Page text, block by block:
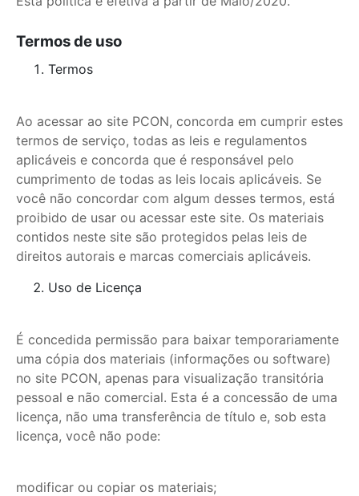
Termos de uso
Termos
Ao acessar ao site PCON, concorda em cumprir estes
termos de serviço, todas as leis e regulamentos
aplicáveis e concorda que é responsável pelo
cumprimento de todas as leis locais aplicáveis. Se
você não concordar com algum desses termos, está
proibido de usar ou acessar este site. Os materiais
contidos neste site são protegidos pelas leis de
direitos autorais e marcas comerciais aplicáveis.
Uso de Licença
É concedida permissão para baixar temporariamente
uma cópia dos materiais (informações ou software)
no site PCON, apenas para visualização transitória
pessoal e não comercial. Esta é a concessão de uma
licença, não uma transferência de título e, sob esta
licença, você não pode:
modificar ou copiar os materiais;